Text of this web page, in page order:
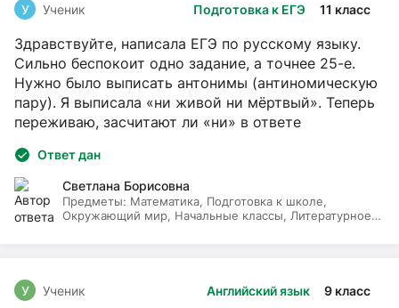
Подготовка к ЕГЭ 11 класс
У Ученик
Здравствуйте, написала ЕГЭ по русскому языку.
Сильно беспокоит одно задание, а точнее 25-е.
Нужно было выписать антонимы (антиномическую
пару). Я выписала «ни живой ни мёртвый». Теперь
переживаю, засчитают ли «ни» в ответе
Ответ дан
Светлана Борисовна
Предметы: Математика, Подготовка к школе,
Окружающий мир, Начальные классы, Литературное
Английский язык 9 класс
У Ученик